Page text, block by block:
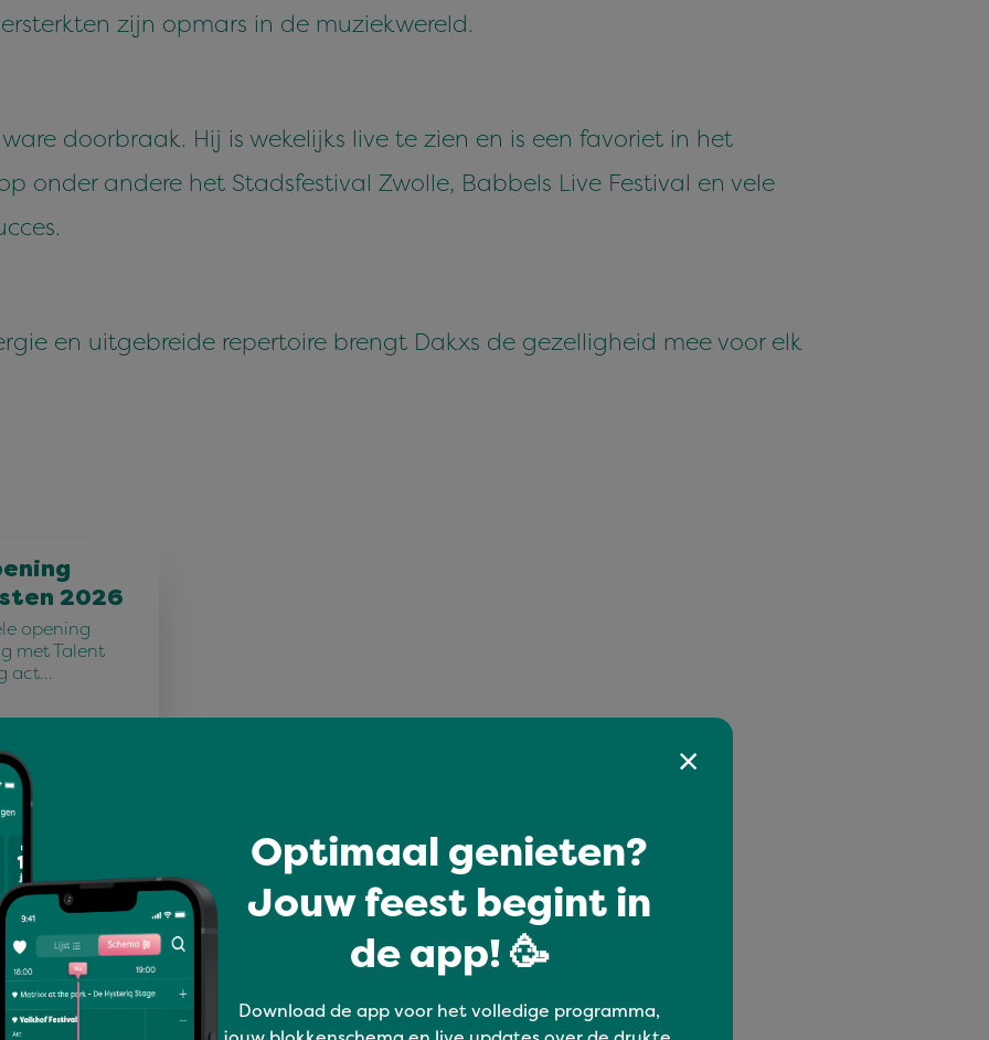
zijn opmars in de muziekwereld.
doorbraak. Hij is wekelijks live te zien en is een favoriet in het
onder andere het Stadsfestival Zwolle, Babbels Live Festival en vele
en uitgebreide repertoire brengt Dakxs de gezelligheid mee voor elk
2026
opening
met Talent
act…
- Hier
de
cen…
Optimaal genieten?
Jouw feest begint in
de app! 🥳
Download de app voor het volledige programma,